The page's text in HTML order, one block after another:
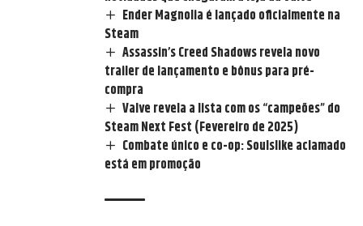
Ender Magnolia é lançado oficialmente na
Steam
Assassin’s Creed Shadows revela novo
trailer de lançamento e bônus para pré-
compra
Valve revela a lista com os “campeões” do
Steam Next Fest (Fevereiro de 2025)
Combate único e co-op: Soulslike aclamado
está em promoção